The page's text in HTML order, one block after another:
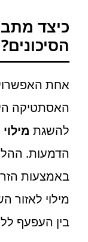
כיצד
הסיכונים?
אחת
האסתטיקה
להשגת
הדמעות.
באמצעות
מילוי
בין העפעף